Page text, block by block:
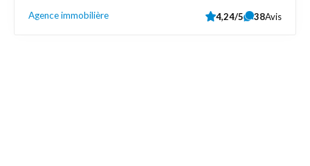
Agence immobilière 4,24/5 38Avis